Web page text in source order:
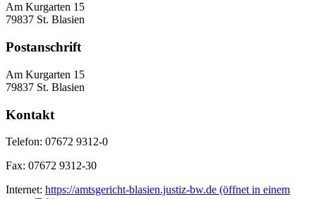
Am Kurgarten 15
79837 St. Blasien
Postanschrift
Am Kurgarten 15
79837 St. Blasien
Kontakt
Telefon: 07672 9312-0
Fax: 07672 9312-30
Internet: https://amtsgericht-blasien.justiz-bw.de (öffnet in einem